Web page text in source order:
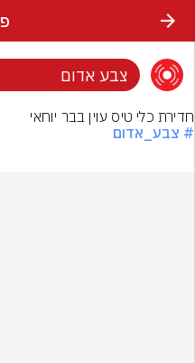
צבע אדום
חדירת כלי טיס עוין בבר יוחאי
# צבע_אדום